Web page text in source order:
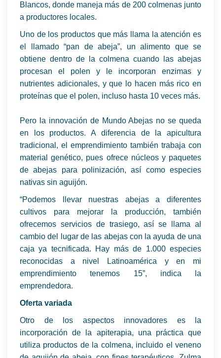
Blancos, donde maneja más de 200 colmenas junto
a productores locales.
Uno de los productos que más llama la atención es
el llamado “pan de abeja”, un alimento que se
obtiene dentro de la colmena cuando las abejas
procesan el polen y le incorporan enzimas y
nutrientes adicionales, y que lo hacen más rico en
proteínas que el polen, incluso hasta 10 veces más.
Pero la innovación de Mundo Abejas no se queda
en los productos. A diferencia de la apicultura
tradicional, el emprendimiento también trabaja con
material genético, pues ofrece núcleos y paquetes
de abejas para polinización, así como especies
nativas sin aguijón.
“Podemos llevar nuestras abejas a diferentes
cultivos para mejorar la producción, también
ofrecemos servicios de trasiego, así se llama al
cambio del lugar de las abejas con la ayuda de una
caja ya tecnificada. Hay más de 1.000 especies
reconocidas a nivel Latinoamérica y en mi
emprendimiento tenemos 15”, indica la
emprendedora.
Oferta variada
Otro de los aspectos innovadores es la
incorporación de la apiterapia, una práctica que
utiliza productos de la colmena, incluido el veneno